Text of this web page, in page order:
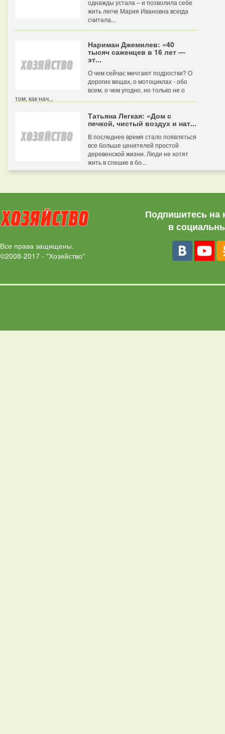
однажды устала – и позволила себе
жить легче Мария Ивановна всегда
считала...
Нариман Джемилев: «40
тысяч саженцев в 16 лет —
эт...
О чем сейчас мечтают подростки? О
дорогих вещах, о мотоциклах - обо
всем, о чем угодно, но только не о
том, как нач...
Татьяна Легкая: «Дом с
печкой, чистый воздух и нат...
В последнее время стало появляться
все больше ценителей простой
деревенской жизни. Люди не хотят
жить в спешке в бо...
Все права защищены.
©2008-2017 - "Хозяйство"
Подпишитесь на
в